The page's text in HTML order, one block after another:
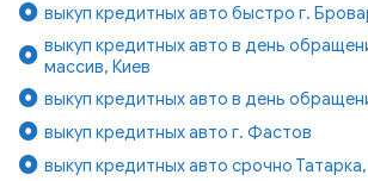
выкуп кредитных авто быстро г.
выкуп кредитных авто в день
массив, Киев
выкуп кредитных авто в день
выкуп кредитных авто г. Фастов
выкуп кредитных авто срочно